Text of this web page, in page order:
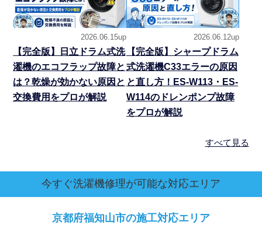
2026.06.15up
【完全版】日立ドラム式洗
濯機のエコフラップ故障と
は？乾燥が効かない原因と
交換費用をプロが解説
2026.06.12up
【完全版】シャープドラム
式洗濯機C33エラーの原因
と直し方！ES-W113・ES-
W114のドレンポンプ故障
をプロが解説
すべて見る
今すぐ洗濯機修理が可能な対応エリア
京都府福知山市の施工対応エリア